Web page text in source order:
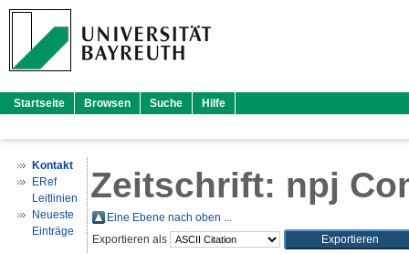
Startseite Browsen Suche Hilfe
Kontakt
ERef
Leitlinien
Neueste
Einträge
Zeitschrift: npj
Eine Ebene nach oben ...
Exportieren als